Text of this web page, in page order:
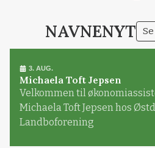
NAVNENYT
3. AUG.
Michaela Toft Jepsen
Velkommen til
Michaela Toft Jepsen hos
Landboforening